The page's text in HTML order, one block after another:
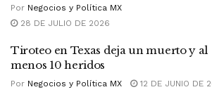
Por Negocios y Política MX
28 DE JULIO DE 2026
Tiroteo en Texas deja un muerto y al
menos 10 heridos
Por Negocios y Política MX 12 DE JUNIO DE